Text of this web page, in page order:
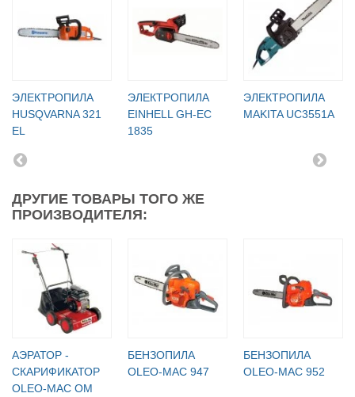
ЭЛЕКТРОПИЛА
HUSQVARNA 321
EL
ЭЛЕКТРОПИЛА
EINHELL GH-EC
1835
ЭЛЕКТРОПИЛА
MAKITA UC3551A
ДРУГИЕ ТОВАРЫ ТОГО ЖЕ
ПРОИЗВОДИТЕЛЯ:
АЭРАТОР -
СКАРИФИКАТОР
OLEO-MAC OM
БЕНЗОПИЛА
OLEO-MAC 947
БЕНЗОПИЛА
OLEO-MAC 952